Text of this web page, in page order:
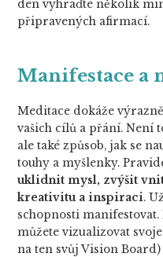
den vyhraďte několik
připravených afirmací.
Manifestace a
Meditace dokáže
vašich cílů a přání. Není
ale také způsob, jak se
touhy a myšlenky.
uklidnit mysl, zvýšit
kreativitu a inspiraci.
schopnosti manifestovat.
můžete vizualizovat
na ten svůj Vision